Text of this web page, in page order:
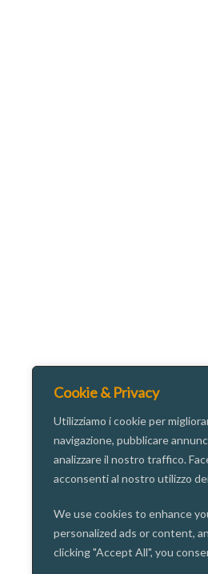
Cookie & Privacy
Utilizziamo i cookie per
navigazione, pubblicare
analizzare il nostro traffico.
acconsenti al nostro utilizzo
We use cookies to enhance
personalized ads or content,
clicking "Accept All", you